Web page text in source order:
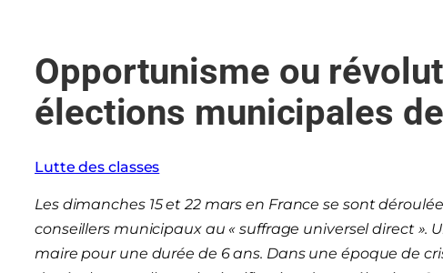
Opportunisme ou
élections municipales
Lutte des classes
Les dimanches 15 et 22 mars en France se sont
conseillers municipaux au « suffrage universel direct ».
maire pour une durée de 6 ans. Dans une époque de